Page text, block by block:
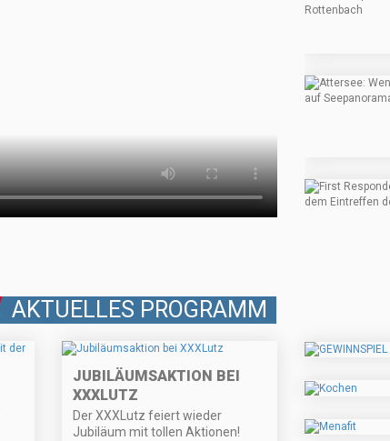
AKTUELLES PROGRAMM
JUBILÄUMSAKTION BEI
XXXLUTZ
Der XXXLutz feiert wieder
Jubiläum mit tollen Aktionen!